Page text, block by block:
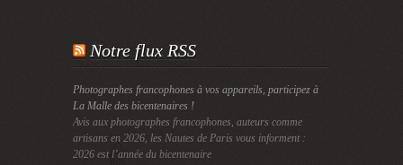
Notre flux RSS
Photographes francophones à vos appareils, participez à
La Malle des bicentenaires !
Avis aux photographes francophones, auteurs comme
artisans en 2026, les Nautes de Paris vous informent :
2026 est l’année du bicentenaire